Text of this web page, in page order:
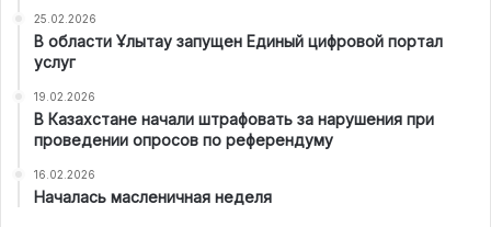
25.02.2026
В области Ұлытау запущен Единый цифровой портал
услуг
19.02.2026
В Казахстане начали штрафовать за нарушения при
проведении опросов по референдуму
16.02.2026
Началась масленичная неделя